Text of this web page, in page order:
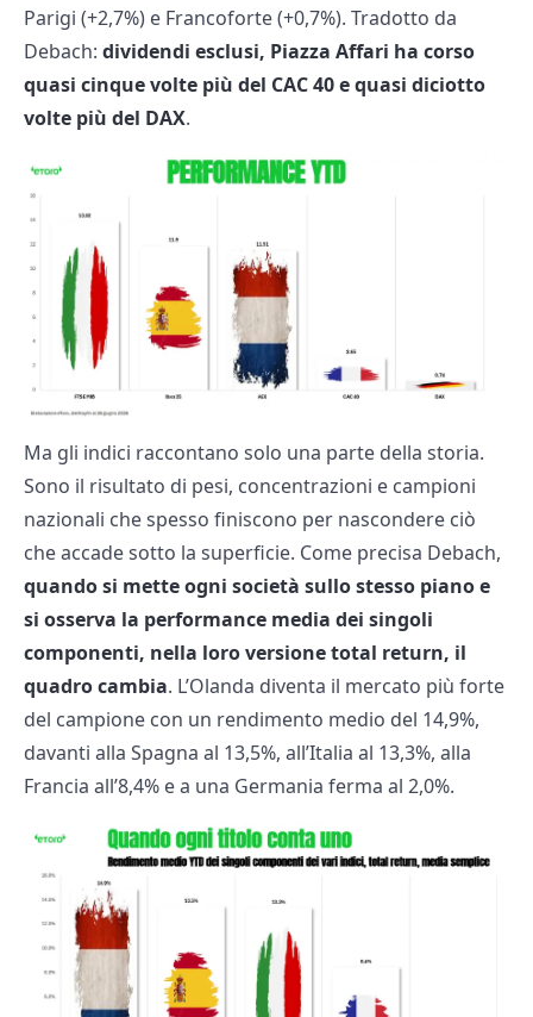
Parigi (+2,7%) e Francoforte (+0,7%). Tradotto da
Debach: dividendi esclusi, Piazza Affari ha corso
quasi cinque volte più del CAC 40 e quasi diciotto
volte più del DAX.
Ma gli indici raccontano solo una parte della storia.
Sono il risultato di pesi, concentrazioni e campioni
nazionali che spesso finiscono per nascondere ciò
che accade sotto la superficie. Come precisa Debach,
quando si mette ogni società sullo stesso piano e
si osserva la performance media dei singoli
componenti, nella loro versione total return, il
quadro cambia. L’Olanda diventa il mercato più forte
del campione con un rendimento medio del 14,9%,
davanti alla Spagna al 13,5%, all’Italia al 13,3%, alla
Francia all’8,4% e a una Germania ferma al 2,0%.